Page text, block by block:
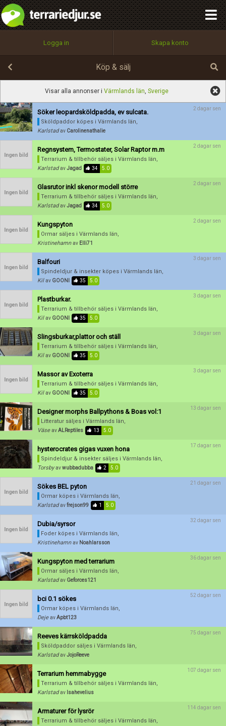
Logga in Skapa konto
Namn:
Beskrivning:
Förnya annons
Kan förnyas om
Aktivera annons
Inaktivera annons
Radera annons
Redigera annons
Alla Positiva Negativa
Betygsätt
Köp & sälj
Visar alla annonser i Värmlands län, Sverige
Söker leopardsköldpadda, ev sulcata.
Sköldpaddor köpes i Värmlands län,
Karlstad av Carolinenathalie
2 dagar sen
Regnsystem, Termostater, Solar Raptor m.m
Terrarium & tillbehör säljes i Värmlands län,
Karlstad avJagad 34 5.0
2 dagar sen
Glasrutor inkl skenor modell större
Terrarium & tillbehör säljes i Värmlands län,
Karlstad avJagad 34 5.0
2 dagar sen
Kungspyton
Ormar säljes i Värmlands län,
Kristinehamn av Elli71
2 dagar sen
Balfouri
Spindeldjur & insekter köpes i Värmlands län,
Kil av GOONI 35 5.0
3 dagar sen
Plastburkar.
Terrarium & tillbehör säljes i Värmlands län,
Kil av GOONI 35 5.0
3 dagar sen
Slingsburkar,plattor och ställ
Terrarium & tillbehör säljes i Värmlands län,
Kil av GOONI 35 5.0
3 dagar sen
Massor av Exoterra
Terrarium & tillbehör säljes i Värmlands län,
Kil av GOONI 35 5.0
3 dagar sen
Designer morphs Ballpythons & Boas vol:1
Litteratur säljes i Värmlands län,
Väse avALReptiles 13 5.0
13 dagar sen
hysterocrates gigas vuxen hona
Spindeldjur & insekter säljes i Värmlands län,
Torsby avwubbadubba 2 5.0
17 dagar sen
Sökes BEL pyton
Ormar köpes i Värmlands län,
Karlstad avfrejson99 1 5.0
21 dagar sen
Dubia/syrsor
Foder köpes i Värmlands län,
Kristinehamn av Noahlarsson
32 dagar sen
Kungspyton med terrarium
Ormar säljes i Värmlands län,
Karlstad av Geforces121
36 dagar sen
bci 0.1 sökes
Ormar köpes i Värmlands län,
Deje avApbt123
52 dagar sen
Reeves kärrsköldpadda
Sköldpaddor säljes i Värmlands län,
Karlstad avJojoReeve
75 dagar sen
Terrarium hemmabygge
Terrarium & tillbehör säljes i Värmlands län,
Karlstad av Isahevelius
107 dagar sen
Armaturer för lysrör
Terrarium & tillbehör säljes i Värmlands län,
114 dagar sen
Utför
100%
OK
integritetspolicy
Namn:
Epost:
Användarnamn:
Lösenord:
Terms of Service
Begär nytt lösenord
Tillbaka till förstasidan